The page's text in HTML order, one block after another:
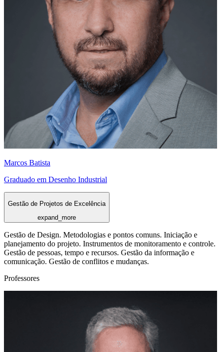
Marcos Batista
Graduado em Desenho Industrial
Gestão de Projetos de Excelência
expand_more
Gestão de Design. Metodologias e pontos comuns. Iniciação e
planejamento do projeto. Instrumentos de monitoramento e controle.
Gestão de pessoas, tempo e recursos. Gestão da informação e
comunicação. Gestão de conflitos e mudanças.
Professores